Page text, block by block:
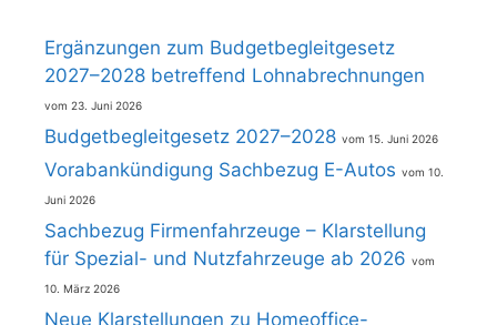
Ergänzungen zum Budgetbegleitgesetz
2027–2028 betreffend Lohnabrechnungen
23. Juni 2026
Budgetbegleitgesetz 2027–2028 15. Juni 2026
Vorabankündigung Sachbezug E-Autos 10.
Juni 2026
Sachbezug Firmenfahrzeuge – Klarstellung
für Spezial- und Nutzfahrzeuge ab 2026
10. März 2026
Neue Klarstellungen zu Homeoffice-